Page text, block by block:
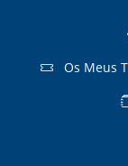
Os Meus